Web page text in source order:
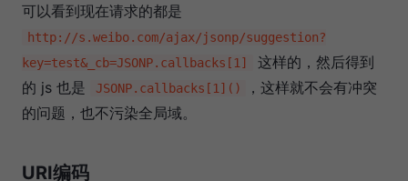
可以看到现在请求的都是
http://s.weibo.com/ajax/jsonp/suggestion?
key=test&_cb=JSONP.callbacks[1]
这样的，然后得到
的 js 也是
JSONP.callbacks[1]()
，这样就不会有冲突
的问题，也不污染全局域。
URI编码